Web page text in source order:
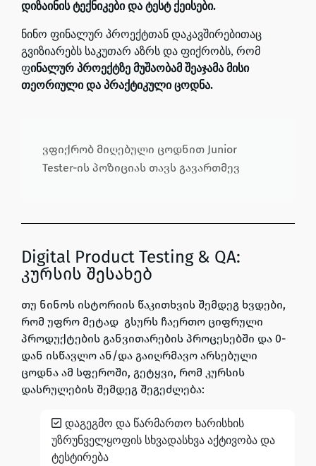
დიზაინის ტექნიკები და ტესტ ქეისები.
ნინო ფინალურ პროექტთან დაკავშირებითაც
გვიზიარებს საკუთარ აზრს და ფიქრობს, რომ
ფინალურ პროექტზე მუშაობამ შეაჯამა მისი
თეორიული და პრაქტიკული ცოდნა.
ვფიქრობ მიღებული ცოდნით Junior
Tester-ის პოზიციას თავს გავართმევ
Digital Product Testing & QA:
კურსის შესახებ
თუ ნინოს ისტორიის წაკითხვის შემდეგ ხვდები,
რომ უფრო მეტად გსურს ჩაერთო ციფრული
პროდუქტების განვითარების პროცესებში და 0-
დან ისწავლო ან/და გაიღრმავო არსებული
ცოდნა ამ სფეროში, გეტყვი, რომ კურსის
დასრულების შემდეგ შეგეძლება:
დაგეგმო და წარმართო ხარისხის
უზრუნველყოფის სხვადასხვა აქტივობა და
ტესტირება